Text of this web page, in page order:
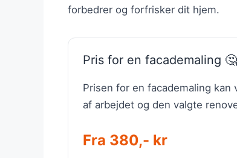
forbedrer og forfrisker dit hjem.
Pris for en facademaling
Prisen for en facademaling
af arbejdet og den valgte
Fra 380,- kr